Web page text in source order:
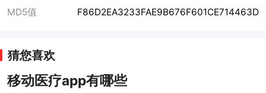
MD5值 F86D2EA3233FAE9B676F601CE714463D
猜您喜欢
移动医疗app有哪些